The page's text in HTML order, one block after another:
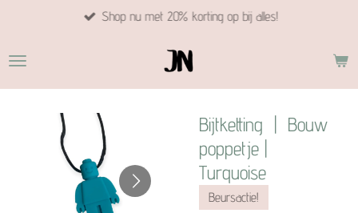
naar
hoofdinhoud
Shop nu met 20% korting op bij alles!
Bijtketting | Bouw
poppetje |
Turquoise
Beursactie!